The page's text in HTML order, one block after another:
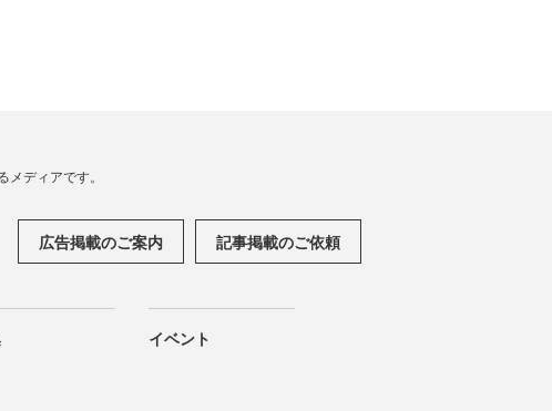
ディアです。
広告掲載のご案内 記事掲載のご依頼
イベント